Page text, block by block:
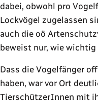
dabei, obwohl pro
Lockvögel zugelassen
auch die oö
beweist nur, wie
Dass die Vogelfänger
haben, war vor Ort
TierschützerInnen mit